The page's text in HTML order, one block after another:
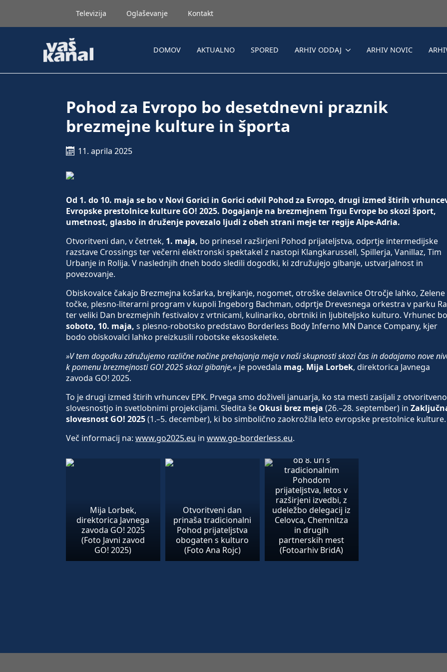
Televizija Oglaševanje Kontakt
DOMOV AKTUALNO SPORED ARHIV ODDAJ ARHIV NOVIC
Pohod za Evropo bo desetdnevni praznik
brezmejne kulture in športa
11. aprila 2025
Od 1. do 10. maja se bo v Novi Gorici in Gorici odvil Pohod za Evropo, drugi izmed štirih
Evropske prestolnice kulture GO! 2025. Dogajanje na brezmejnem Trgu Evrope bo skozi šport,
umetnost, glasbo in druženje povezalo ljudi z obeh strani meje ter regije Alpe-Adria.
Otvoritveni dan, v četrtek, 1. maja, bo prinesel razširjeni Pohod prijateljstva, odprtje intermedijske
razstave Crossings ter večerni elektronski spektakel z nastopi Klangkarussell, Spillerja, Vanillaz, Tim
Urbanje in Rolija. V naslednjih dneh bodo sledili dogodki, ki združujejo gibanje, ustvarjalnost in
povezovanje.
Obiskovalce čakajo Brezmejna košarka, brejkanje, nogomet, otroške delavnice Otročje lahko, Zelene
točke, plesno-literarni program v kupoli Ingeborg Bachman, odprtje Drevesnega orkestra v parku
ter veliki Dan brezmejnih festivalov z vrtnicami, kulinariko, obrtniki in ljubiteljsko kulturo. Vrhunec
soboto, 10. maja, s plesno-robotsko predstavo Borderless Body Inferno MN Dance Company, kjer
bodo obiskovalci lahko preizkusili robotske eksoskelete.
»V tem dogodku združujemo različne načine prehajanja meja v naši skupnosti skozi čas in dodajamo nove
k pomenu brezmejnosti GO! 2025 skozi gibanje,« je povedala mag. Mija Lorbek, direktorica Javnega
zavoda GO! 2025.
To je drugi izmed štirih vrhuncev EPK. Prvega smo doživeli januarja, ko sta mesti zasijali z otvoritveno
slovesnostjo in svetlobnimi projekcijami. Sledita še Okusi brez meja (26.–28. september) in
slovesnost GO! 2025(1.–5. december), ki bo simbolično zaokrožila leto evropske prestolnice kulture.
Več informacij na: www.go2025.eu in www.go-borderless.eu.
Mija Lorbek,
direktorica Javnega
zavoda GO! 2025
(Foto Javni zavod
GO! 2025)
Otvoritveni dan
prinaša tradicionalni
Pohod prijateljstva
obogaten s kulturo
(Foto Ana Rojc)
ob 8. uri s
tradicionalnim
Pohodom
prijateljstva, letos v
razširjeni izvedbi, z
udeležbo delegacij iz
Celovca, Chemnitza
in drugih
partnerskih mest
(Fotoarhiv BridA)